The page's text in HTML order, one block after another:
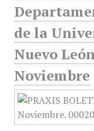
de la
Nuevo
Noviembre